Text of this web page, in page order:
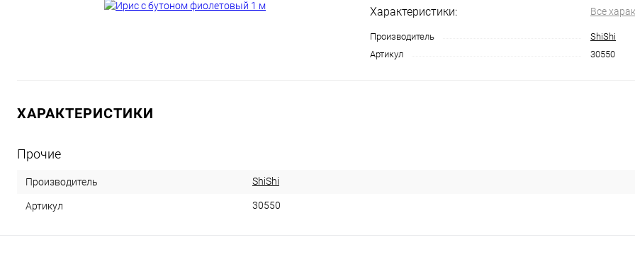
Характеристики: Все
Производитель
ShiShi
Артикул
30550
ХАРАКТЕРИСТИКИ
Прочие
Производитель ShiShi
Артикул 30550